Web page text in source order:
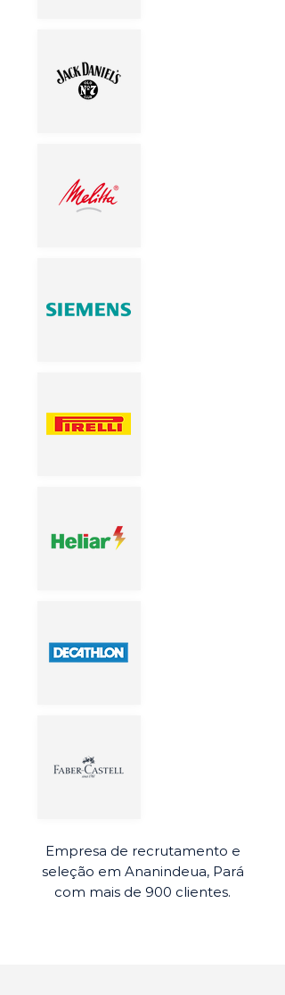
Empresa de recrutamento e
seleção em Ananindeua, Pará
com mais de 900 clientes.